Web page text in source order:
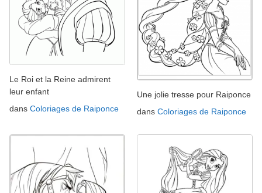
Le Roi et la Reine admirent
leur enfant
dans Coloriages de Raiponce
Une jolie tresse pour Raiponce
dans Coloriages de Raiponce